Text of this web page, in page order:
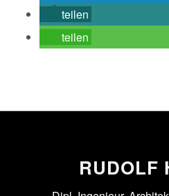
teilen
teilen
RUDOLF